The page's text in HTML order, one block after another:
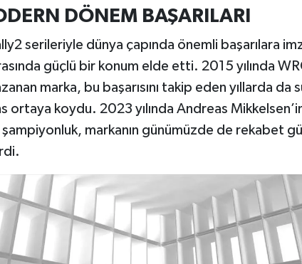
DÖNEM BAŞARILARI
serileriyle dünya çapında önemli başarılara
güçlü bir konum elde etti. 2015 yılında
marka, bu başarısını takip eden yıllarda da
ortaya koydu. 2023 yılında Andreas
şampiyonluk, markanın günümüzde de rekabet